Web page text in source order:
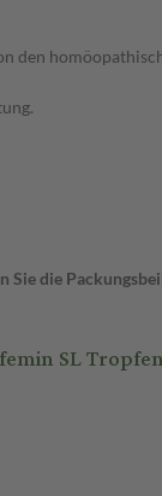
den
Sie die
SL